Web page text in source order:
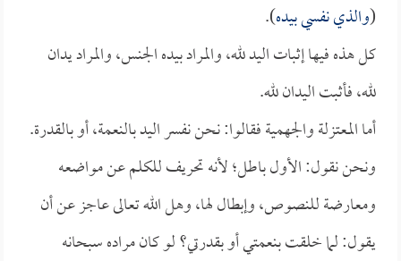
(والذي نفسي بيده).
كل هذه فيها إثبات اليد لله، والمراد بيده الجنس، والمراد يدان
لله، فأثبت اليدان لله.
أما المعتزلة والجهمية فقالوا: نحن نفسر اليد بالنعمة، أو بالقدرة.
ونحن نقول: الأول باطل؛ لأنه تحريف للكلم عن مواضعه
ومعارضة للنصوص، وإبطال لها، وهل الله تعالى عاجز عن أن
يقول: لما خلقت بنعمتي أو بقدرتي؟ لو كان مراده سبحانه